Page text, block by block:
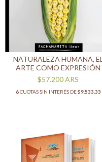
NATURALEZA HUMANA, EL
ARTE COMO EXPRESIÓN
$57.200ARS
6CUOTAS SIN INTERÉS DE$9.533,33